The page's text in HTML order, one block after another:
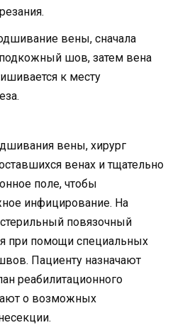
вены, сначала
шов, затем вена
к месту
вены, хирург
венах и тщательно
поле, чтобы
инфицирование. На
повязочный
при помощи специальных
Пациенту назначают
реабилитационного
о возможных